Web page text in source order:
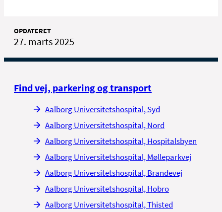
OPDATERET
27. marts 2025
Find vej, parkering og transport
Aalborg Universitetshospital, Syd
Aalborg Universitetshospital, Nord
Aalborg Universitetshospital, Hospitalsbyen
Aalborg Universitetshospital, Mølleparkvej
Aalborg Universitetshospital, Brandevej
Aalborg Universitetshospital, Hobro
Aalborg Universitetshospital, Thisted